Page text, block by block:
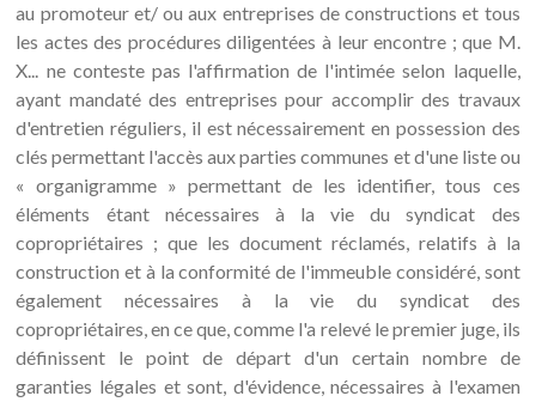
au promoteur et/ ou aux entreprises de constructions et tous
les actes des procédures diligentées à leur encontre ; que M.
X... ne conteste pas l'affirmation de l'intimée selon laquelle,
ayant mandaté des entreprises pour accomplir des travaux
d'entretien réguliers, il est nécessairement en possession des
clés permettant l'accès aux parties communes et d'une liste ou
« organigramme » permettant de les identifier, tous ces
éléments étant nécessaires à la vie du syndicat des
copropriétaires ; que les document réclamés, relatifs à la
construction et à la conformité de l'immeuble considéré, sont
également nécessaires à la vie du syndicat des
copropriétaires, en ce que, comme l'a relevé le premier juge, ils
définissent le point de départ d'un certain nombre de
garanties légales et sont, d'évidence, nécessaires à l'examen